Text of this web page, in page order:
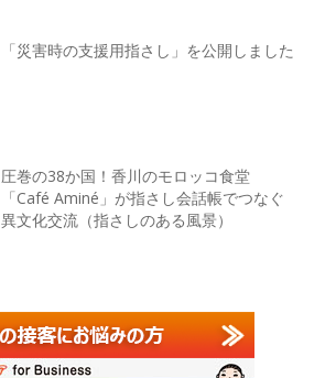
「災害時の支援用指さし」を公開しました
圧巻の38か国！香川のモロッコ食堂
「Café Aminé」が指さし会話帳でつなぐ
異文化交流（指さしのある風景）